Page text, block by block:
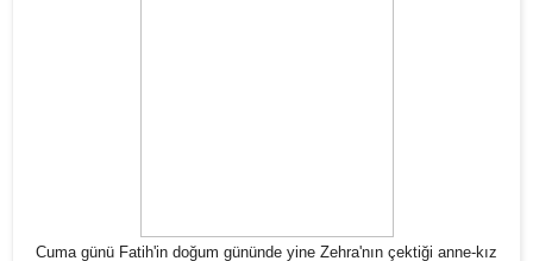
Cuma günü Fatih'in doğum gününde yine Zehra'nın çektiği anne-kız